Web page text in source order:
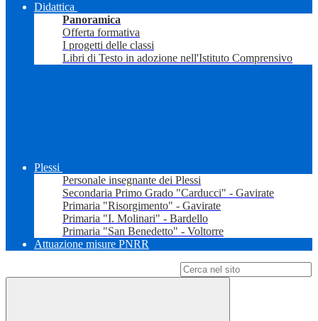
Didattica
Panoramica
Offerta formativa
I progetti delle classi
Libri di Testo in adozione nell'Istituto Comprensivo
Plessi
Personale insegnante dei Plessi
Secondaria Primo Grado "Carducci" - Gavirate
Primaria "Risorgimento" - Gavirate
Primaria "I. Molinari" - Bardello
Primaria "San Benedetto" - Voltorre
Attuazione misure PNRR